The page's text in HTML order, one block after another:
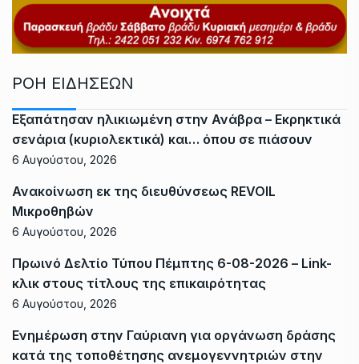
ΡΟΗ ΕΙΔΗΣΕΩΝ
Εξαπάτησαν ηλικιωμένη στην Ανάβρα – Εκρηκτικά
σενάρια (κυριολεκτικά) και… όπου σε πιάσουν
6 Αυγούστου, 2026
Ανακοίνωση εκ της διευθύνσεως REVOIL
Μικροθηβών
6 Αυγούστου, 2026
Πρωινό Δελτίο Τύπου Πέμπτης 6-08-2026 – Link-
κλικ στους τίτλους της επικαιρότητας
6 Αυγούστου, 2026
Ενημέρωση στην Γαύριανη για οργάνωση δράσης
κατά της τοποθέτησης ανεμογεννητριών στην